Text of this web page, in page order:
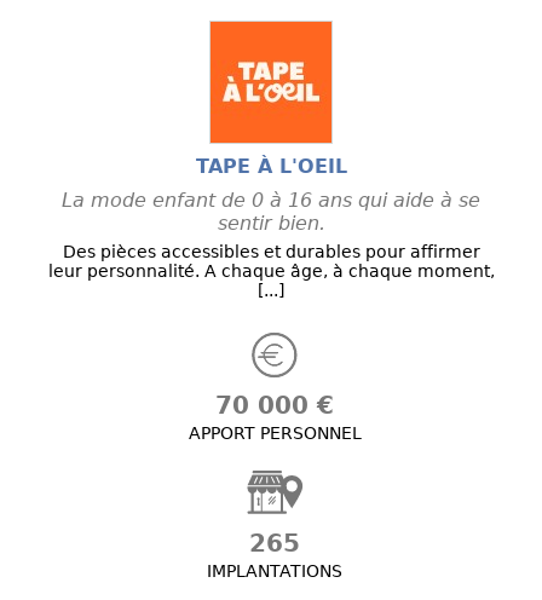
TAPE À L'OEIL
La mode enfant de 0 à 16 ans qui aide à se
sentir bien.
Des pièces accessibles et durables pour affirmer
leur personnalité. A chaque âge, à chaque moment,
[...]
70 000 €
APPORT PERSONNEL
265
IMPLANTATIONS